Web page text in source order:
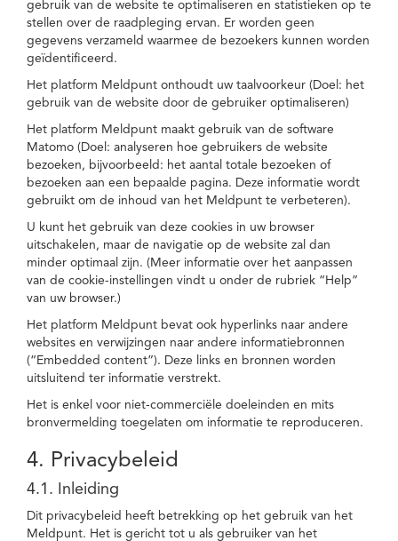
gebruik van de website te optimaliseren en statistieken op te
stellen over de raadpleging ervan. Er worden geen
gegevens verzameld waarmee de bezoekers kunnen worden
geïdentificeerd.
Het platform Meldpunt onthoudt uw taalvoorkeur (Doel: het
gebruik van de website door de gebruiker optimaliseren)
Het platform Meldpunt maakt gebruik van de software
Matomo (Doel: analyseren hoe gebruikers de website
bezoeken, bijvoorbeeld: het aantal totale bezoeken of
bezoeken aan een bepaalde pagina. Deze informatie wordt
gebruikt om de inhoud van het Meldpunt te verbeteren).
U kunt het gebruik van deze cookies in uw browser
uitschakelen, maar de navigatie op de website zal dan
minder optimaal zijn. (Meer informatie over het aanpassen
van de cookie-instellingen vindt u onder de rubriek “Help”
van uw browser.)
Het platform Meldpunt bevat ook hyperlinks naar andere
websites en verwijzingen naar andere informatiebronnen
(“Embedded content”). Deze links en bronnen worden
uitsluitend ter informatie verstrekt.
Het is enkel voor niet-commerciële doeleinden en mits
bronvermelding toegelaten om informatie te reproduceren.
4. Privacybeleid
4.1. Inleiding
Dit privacybeleid heeft betrekking op het gebruik van het
Meldpunt. Het is gericht tot u als gebruiker van het